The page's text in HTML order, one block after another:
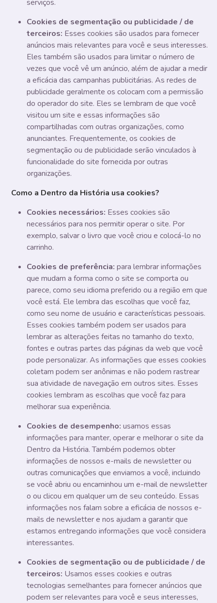
serviços.
Cookies de segmentação ou publicidade / de
terceiros: Esses cookies são usados ​​para fornecer
anúncios mais relevantes para você e seus interesses.
Eles também são usados ​​para limitar o número de
vezes que você vê um anúncio, além de ajudar a medir
a eficácia das campanhas publicitárias. As redes de
publicidade geralmente os colocam com a permissão
do operador do site. Eles se lembram de que você
visitou um site e essas informações são
compartilhadas com outras organizações, como
anunciantes. Frequentemente, os cookies de
segmentação ou de publicidade serão vinculados à
funcionalidade do site fornecida por outras
organizações.
Como a Dentro da História usa cookies?
Cookies necessários: Esses cookies são
necessários para nos permitir operar o site. Por
exemplo, salvar o livro que você criou e colocá-lo no
carrinho.
Cookies de preferência: para lembrar informações
que mudam a forma como o site se comporta ou
parece, como seu idioma preferido ou a região em que
você está. Ele lembra das escolhas que você faz,
como seu nome de usuário e características pessoais.
Esses cookies também podem ser usados ​​para
lembrar as alterações feitas no tamanho do texto,
fontes e outras partes das páginas da web que você
pode personalizar. As informações que esses cookies
coletam podem ser anônimas e não podem rastrear
sua atividade de navegação em outros sites. Esses
cookies lembram as escolhas que você faz para
melhorar sua experiência.
Cookies de desempenho: usamos essas
informações para manter, operar e melhorar o site da
Dentro da História. Também podemos obter
informações de nossos e-mails de newsletter ou
outras comunicações que enviamos a você, incluindo
se você abriu ou encaminhou um e-mail de newsletter
o ou clicou em qualquer um de seu conteúdo. Essas
informações nos falam sobre a eficácia de nossos e-
mails de newsletter e nos ajudam a garantir que
estamos entregando informações que você considera
interessantes.
Cookies de segmentação ou de publicidade / de
terceiros: Usamos esses cookies e outras
tecnologias semelhantes para fornecer anúncios que
podem ser relevantes para você e seus interesses,